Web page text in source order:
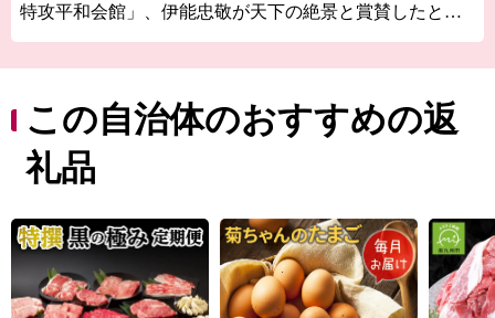
特攻平和会館」、伊能忠敬が天下の絶景と賞賛したと伝
茶」や「さつまいも」などの農産物のほか、鹿児島黒
牛・黒豚をはじめ、鶏卵などの畜産物、それらの加工品
が数多くあります。
南九州市自慢の特産品を、ふるさと納税でぜひお楽しみ
■南九州市ふるさと納税品の不適正表示についてのお詫び
とご報告
本市へのふるさと納税のお礼として取り扱っていた「有
限会社水迫畜産」の牛肉の返礼品について、不適切な表
この自治体のおすすめの返
礼品